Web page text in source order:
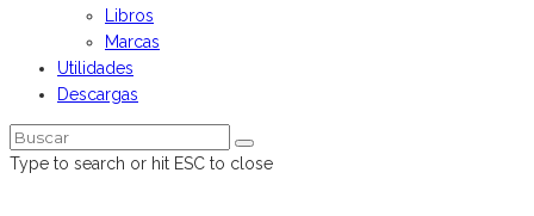
Libros
Marcas
Utilidades
Descargas
Type to search or hit ESC to close